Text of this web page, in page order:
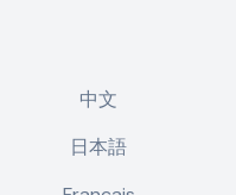
中文
日本語